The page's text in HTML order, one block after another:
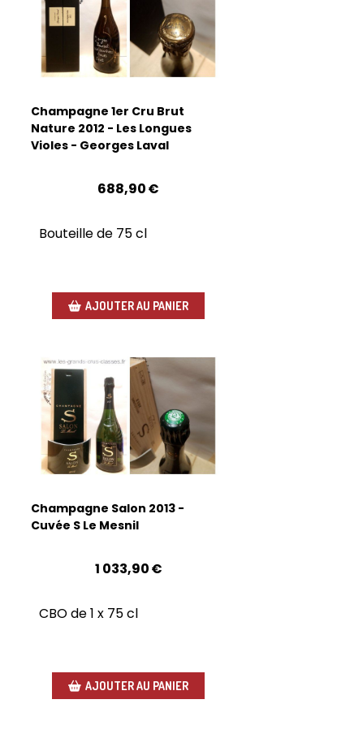
Champagne 1er Cru Brut
Nature 2012 - Les Longues
Violes - Georges Laval
688,90€
Bouteille de 75 cl
AJOUTER AU PANIER
Champagne Salon 2013 -
Cuvée S Le Mesnil
1 033,90€
CBO de 1 x 75 cl
AJOUTER AU PANIER